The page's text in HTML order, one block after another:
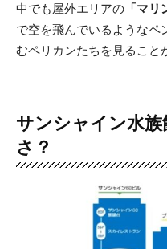
中でも屋外エリアの 「マ
で空を飛んでいるようなペ
むペリカンたちを見ること
サンシャイン水
さ？